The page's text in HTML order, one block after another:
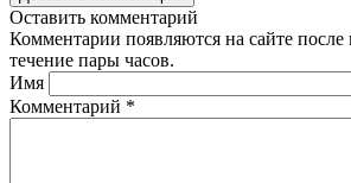
Оставить комментарий
Комментарии появляются на сайте после
течение пары часов.
Имя
Комментарий *